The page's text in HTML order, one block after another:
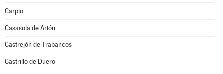
Carpio
Casasola de Arión
Castrejón de Trabancos
Castrillo de Duero